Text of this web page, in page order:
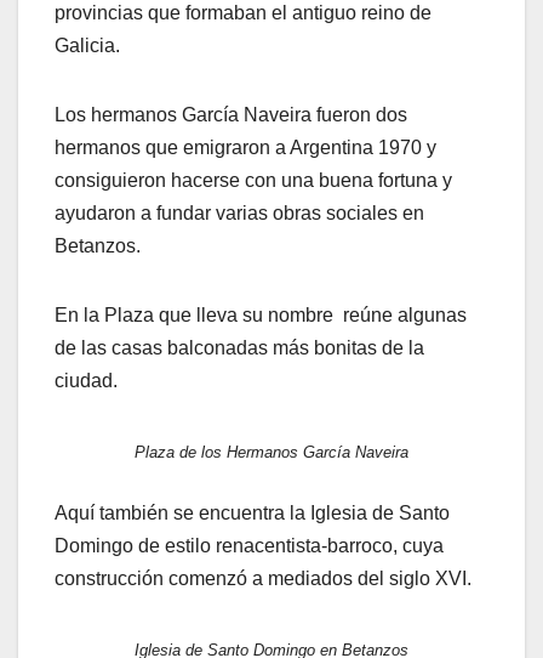
provincias que formaban el antiguo reino de
Galicia.
Los hermanos García Naveira fueron dos
hermanos que emigraron a Argentina 1970 y
consiguieron hacerse con una buena fortuna y
ayudaron a fundar varias obras sociales en
Betanzos.
En la Plaza que lleva su nombre reúne algunas
de las casas balconadas más bonitas de la
ciudad.
Plaza de los Hermanos García Naveira
Aquí también se encuentra la Iglesia de Santo
Domingo de estilo renacentista-barroco, cuya
construcción comenzó a mediados del siglo XVI.
Iglesia de Santo Domingo en Betanzos